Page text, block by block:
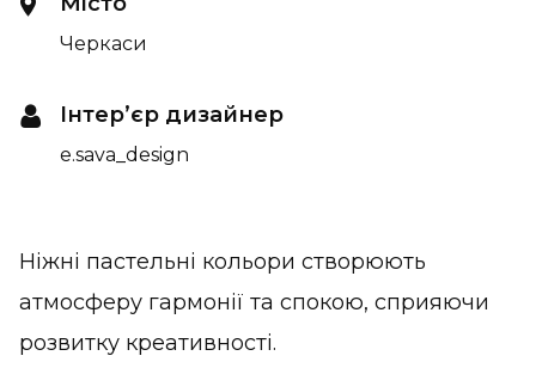
Черкаси
Інтер’єр дизайнер
e.sava_design
Ніжні пастельні кольори створюють
атмосферу гармонії та спокою, сприяючи
розвитку креативності.